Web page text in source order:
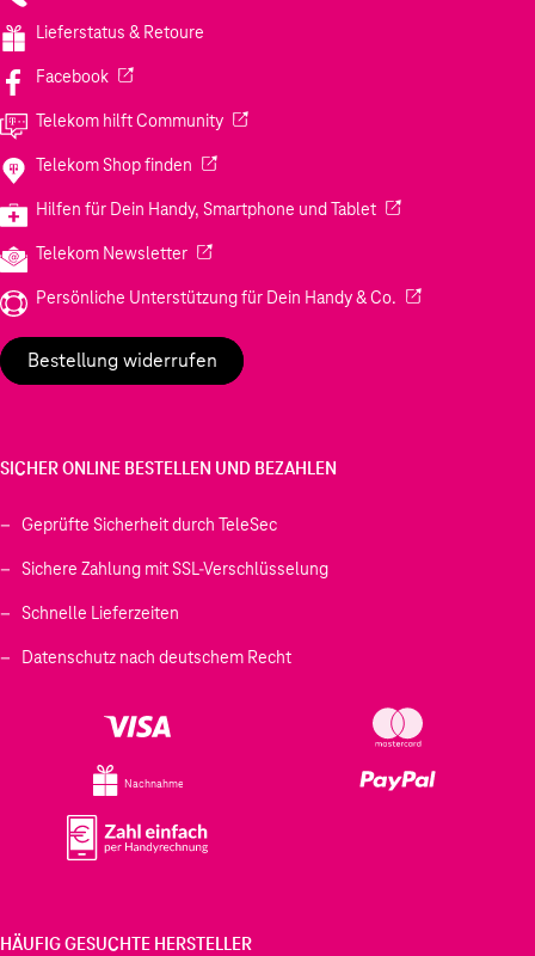
Lieferstatus & Retoure
Facebook(Wird in einem neuen Tab geöffnet)
Telekom hilft Community(Wird in einem neuen Tab geöffnet)
Telekom Shop finden (Wird in einem neuen Tab geöffnet)
Hilfen für Dein Handy, Smartphone und Tablet(Wird in einem
Telekom Newsletter(Wird in einem neuen Tab geöffnet)
Persönliche Unterstützung für Dein Handy & Co. (Wird in einem
Bestellung widerrufen
SICHER ONLINE BESTELLEN UND BEZAHLEN
Geprüfte Sicherheit durch TeleSec
Sichere Zahlung mit SSL-Verschlüsselung
Schnelle Lieferzeiten
Datenschutz nach deutschem Recht
Nachnahme
HÄUFIG GESUCHTE HERSTELLER